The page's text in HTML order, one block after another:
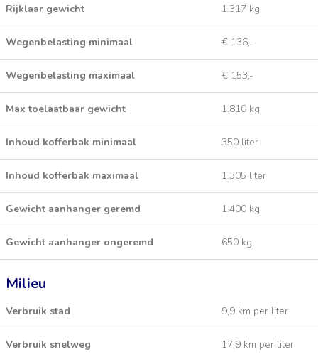
Rijklaar gewicht 1.317 kg
Wegenbelasting minimaal € 136,-
Wegenbelasting maximaal € 153,-
Max toelaatbaar gewicht 1.810 kg
Inhoud kofferbak minimaal 350 liter
Inhoud kofferbak maximaal 1.305 liter
Gewicht aanhanger geremd 1.400 kg
Gewicht aanhanger ongeremd 650 kg
Milieu
Verbruik stad 9,9 km per liter
Verbruik snelweg 17,9 km per liter